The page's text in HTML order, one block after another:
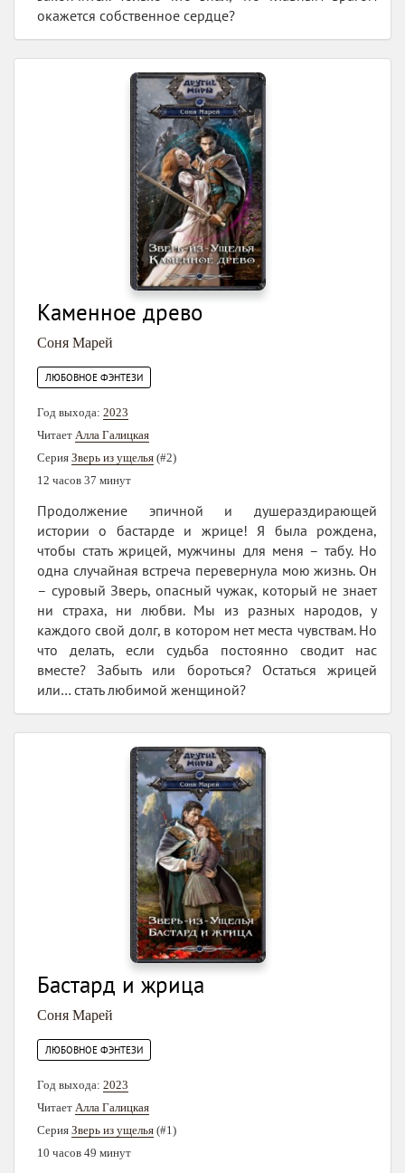
окажется собственное сердце?
Каменное древо
Соня Марей
ЛЮБОВНОЕ ФЭНТЕЗИ
Год выхода: 2023
Читает Алла Галицкая
Серия Зверь из ущелья (#2)
12 часов 37 минут
Продолжение эпичной и душераздирающей
истории о бастарде и жрице! Я была рождена,
чтобы стать жрицей, мужчины для меня – табу. Но
одна случайная встреча перевернула мою жизнь. Он
– суровый Зверь, опасный чужак, который не знает
ни страха, ни любви. Мы из разных народов, у
каждого свой долг, в котором нет места чувствам. Но
что делать, если судьба постоянно сводит нас
вместе? Забыть или бороться? Остаться жрицей
или… стать любимой женщиной?
Бастард и жрица
Соня Марей
ЛЮБОВНОЕ ФЭНТЕЗИ
Год выхода: 2023
Читает Алла Галицкая
Серия Зверь из ущелья (#1)
10 часов 49 минут